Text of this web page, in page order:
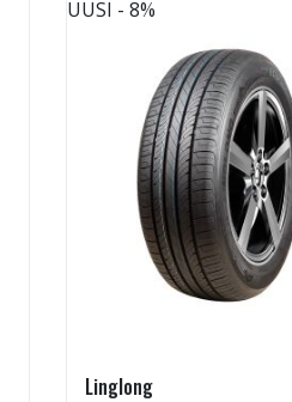
UUSI - 8%
Linglong